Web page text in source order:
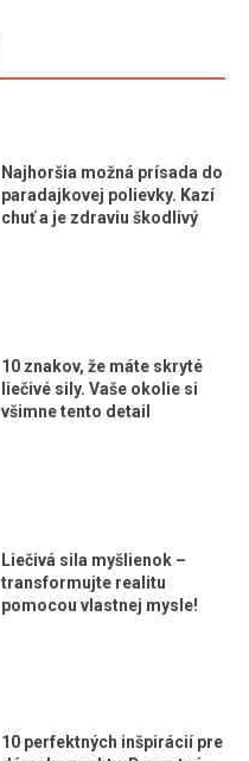
Najhoršia možná prísada do
paradajkovej polievky. Kazí
chuť a je zdraviu škodlivý
10 znakov, že máte skryté
liečivé sily. Vaše okolie si
všimne tento detail
Liečivá sila myšlienok –
transformujte realitu
pomocou vlastnej mysle!
10 perfektných inšpirácií pre